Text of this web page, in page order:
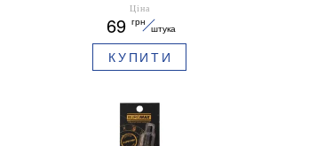
Ціна
69 грн
штука
КУПИТИ